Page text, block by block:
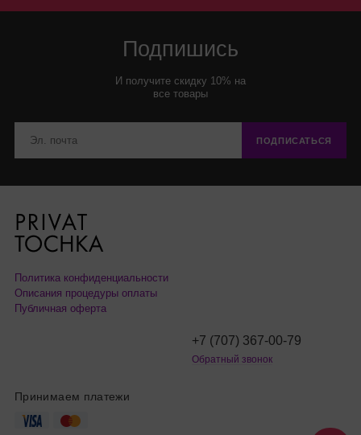
Подпишись
И получите скидку 10% на
все товары
ПОДПИСАТЬСЯ
Политика конфиденциальности
Описания процедуры оплаты
Публичная оферта
+7 (707) 367-00-79
Обратный звонок
Принимаем платежи